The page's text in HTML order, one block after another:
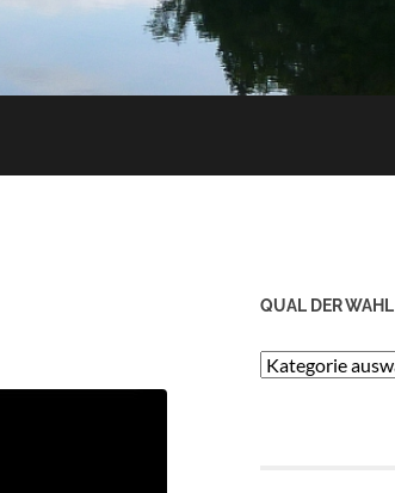
QUAL DER WAHL
Qual